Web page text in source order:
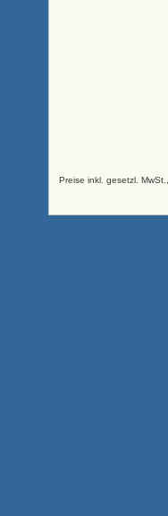
Preise inkl. gesetzl.